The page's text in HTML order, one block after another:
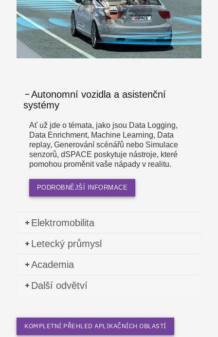
Autonomní vozidla a asistenční
systémy
Ať už jde o témata, jako jsou Data Logging,
Data Enrichment, Machine Learning, Data
replay, Generování scénářů nebo Simulace
senzorů, dSPACE poskytuje nástroje, které
pomohou proměnit vaše nápady v realitu.
PODROBNĚJŠÍ INFORMACE
Elektromobilita
Letecký průmysl
Academia
Další odvětví
KOMPLETNÍ PŘEHLED APLIKAČNÍCH OBLASTÍ